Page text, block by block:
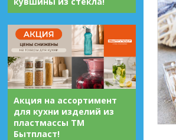
Акция на ассортимент
для кухни изделий из
пластмассы ТМ
Бытпласт!